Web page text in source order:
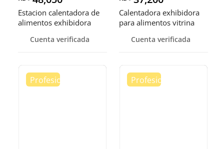
Estacion calentadora de
alimentos exhibidora
Cuenta verificada
Calentadora exhibidora
para alimentos vitrina
Cuenta verificada